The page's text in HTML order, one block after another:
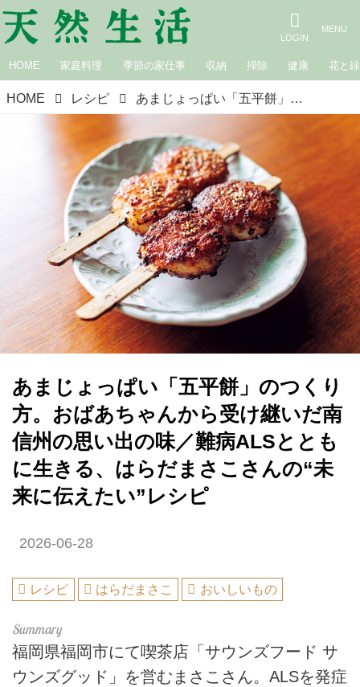
HOME 家庭料理 季節の家仕事 収納 掃除 健康 花と緑
HOME レシピ あまじょっぱい「五平餅」のつくり方。おばあちゃんから受け継いだ南信州の思い出の味／難病ALSとともに生きる、はらだまさこさんの“未来に伝えたい”レシピ
あまじょっぱい「五平餅」のつくり
方。おばあちゃんから受け継いだ南
信州の思い出の味／難病ALSととも
に生きる、はらだまさこさんの“未
来に伝えたい”レシピ
2026-06-28
レシピ はらだまさこ おいしいもの
福岡県福岡市にて喫茶店「サウンズフード サ
ウンズグッド」を営むまさこさん。ALSを発症